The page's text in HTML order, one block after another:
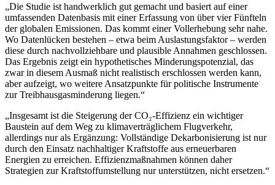
„Die Studie ist handwerklich gut gemacht und basiert auf einer
umfassenden Datenbasis mit einer Erfassung von über vier Fünfteln
der globalen Emissionen. Das kommt einer Vollerhebung sehr nahe.
Wo Datenlücken bestehen – etwa beim Auslastungsfaktor – werden
diese durch nachvollziehbare und plausible Annahmen geschlossen.
Das Ergebnis zeigt ein hypothetisches Minderungspotenzial, das
zwar in diesem Ausmaß nicht realistisch erschlossen werden kann,
aber aufzeigt, wo weitere Ansatzpunkte für politische Instrumente
zur Treibhausgasminderung liegen.“
„Insgesamt ist die Steigerung der CO₂-Effizienz ein wichtiger
Baustein auf dem Weg zu klimaverträglichem Flugverkehr,
allerdings nur als Ergänzung: Vollständige Dekarbonisierung ist nur
durch den Einsatz nachhaltiger Kraftstoffe aus erneuerbaren
Energien zu erreichen. Effizienzmaßnahmen können daher
Strategien zur Kraftstoffumstellung nur unterstützen, nicht ersetzen.“